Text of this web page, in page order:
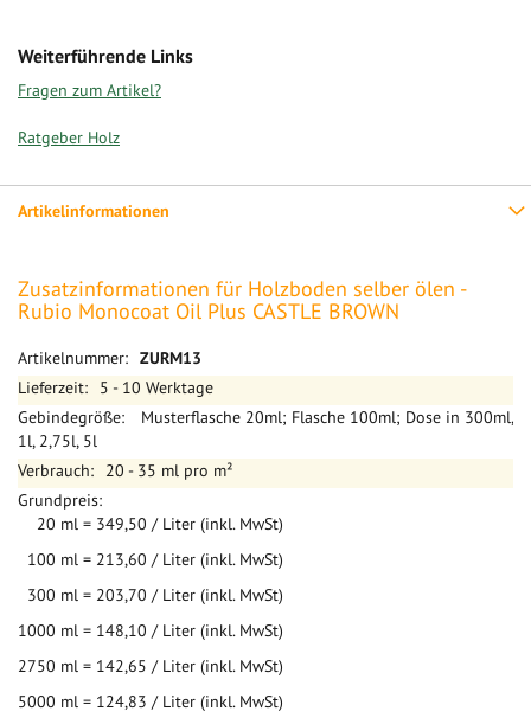
Weiterführende Links
Fragen zum Artikel?
Ratgeber Holz
Artikelinformationen
Zusatzinformationen für Holzboden selber ölen -
Rubio Monocoat Oil Plus CASTLE BROWN
Mehr
Informationen
ZURM13
5 - 10 Werktage
Musterflasche 20ml; Flasche 100ml; Dose in 300ml,
1l, 2,75l, 5l
20 - 35 ml pro m²
20 ml = 349,50 / Liter (inkl. MwSt)
100 ml = 213,60 / Liter (inkl. MwSt)
300 ml = 203,70 / Liter (inkl. MwSt)
1000 ml = 148,10 / Liter (inkl. MwSt)
2750 ml = 142,65 / Liter (inkl. MwSt)
5000 ml = 124,83 / Liter (inkl. MwSt)